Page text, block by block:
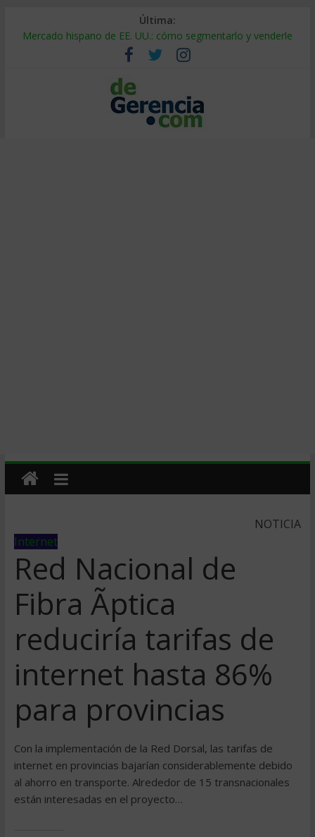
Última:
Mercado hispano de EE. UU.: cómo segmentarlo y venderle
Stablecoins para empresas: cómo pagar y cobrar en 2026
Despido silencioso: qué es y por qué sale tan caro
IA en selección de personal: cómo auditarla a tiempo
Trabajo forzoso en la cadena de suministro: qué hacer
NOTICIA
Internet
Red Nacional de
Fibra Ãptica
reduciría tarifas de
internet hasta 86%
para provincias
Con la implementación de la Red Dorsal, las tarifas de
internet en provincias bajarían considerablemente debido
al ahorro en transporte. Alrededor de 15 transnacionales
están interesadas en el proyecto…